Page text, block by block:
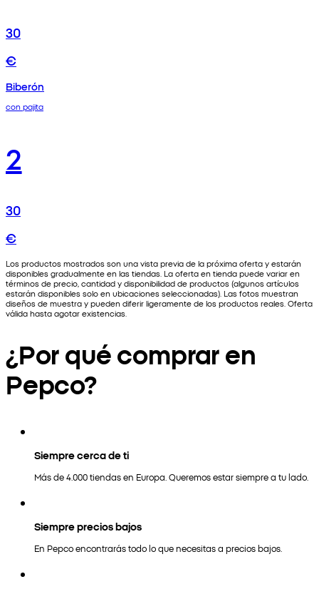
30
€
Biberón
con pajita
2
30
€
Los productos mostrados son una vista previa de la próxima oferta y estarán
disponibles gradualmente en las tiendas. La oferta en tienda puede variar en
términos de precio, cantidad y disponibilidad de productos (algunos artículos
estarán disponibles solo en ubicaciones seleccionadas). Las fotos muestran
diseños de muestra y pueden diferir ligeramente de los productos reales. Oferta
válida hasta agotar existencias.
¿Por qué comprar en
Pepco?
Siempre cerca de ti
Más de 4.000 tiendas en Europa. Queremos estar siempre a tu lado.
Siempre precios bajos
En Pepco encontrarás todo lo que necesitas a precios bajos.